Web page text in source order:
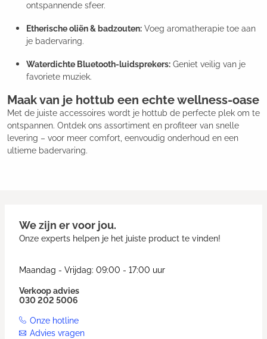
ontspannende sfeer.
Etherische oliën & badzouten: Voeg aromatherapie toe aan
je badervaring.
Waterdichte Bluetooth-luidsprekers: Geniet veilig van je
favoriete muziek.
Maak van je hottub een echte wellness-oase
Met de juiste accessoires wordt je hottub de perfecte plek om te
ontspannen. Ontdek ons assortiment en profiteer van snelle
levering – voor meer comfort, eenvoudig onderhoud en een
ultieme badervaring.
We zijn er voor jou.
Onze experts helpen je het juiste product te vinden!
Maandag - Vrijdag: 09:00 - 17:00 uur
Verkoop advies
030 202 5006
Onze hotline
Advies vragen